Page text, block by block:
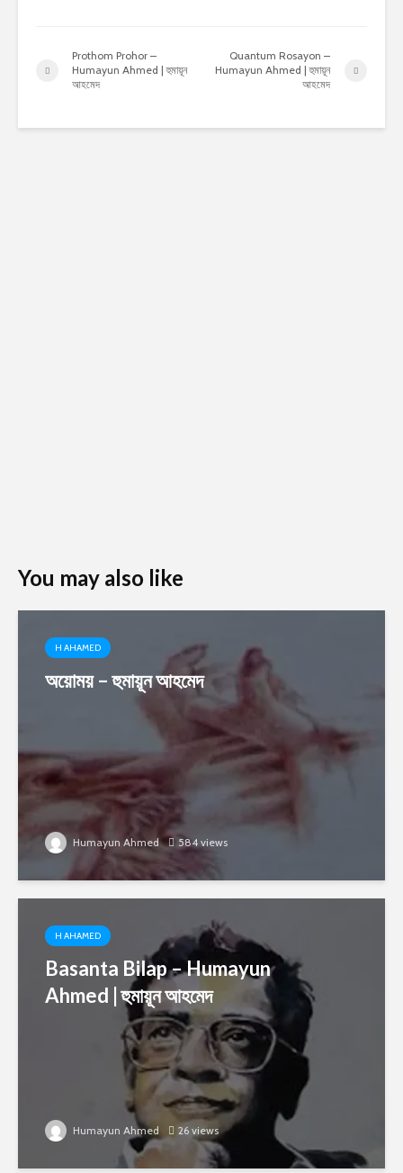
Prothom Prohor –
Humayun Ahmed | হুমায়ূন
আহমেদ
Quantum Rosayon –
Humayun Ahmed | হুমায়ূন
আহমেদ
You may also like
H AHAMED
অয়োময় – হুমায়ূন আহমেদ
Humayun Ahmed 584 views
H AHAMED
Basanta Bilap – Humayun
Ahmed | হুমায়ূন আহমেদ
Humayun Ahmed 26 views